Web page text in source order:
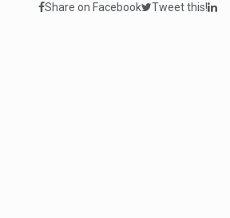
Share on Facebook Tweet this!